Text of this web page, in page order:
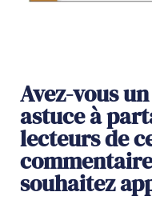
Avez-vous
astuce à
lecteurs de
souhaitez